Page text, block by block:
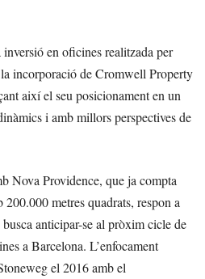
en oficines realitzada per
incorporació de Cromwell Property
així el seu posicionament en un
i amb millors perspectives de
Nova Providence, que ja compta
metres quadrats, respon a
anticipar-se al pròxim cicle de
a Barcelona. L’enfocament
el 2016 amb el